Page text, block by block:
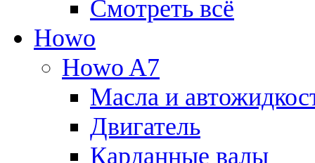
Смотреть всё
Howo
Howo A7
Масла и
Двигатель
Карданные валы